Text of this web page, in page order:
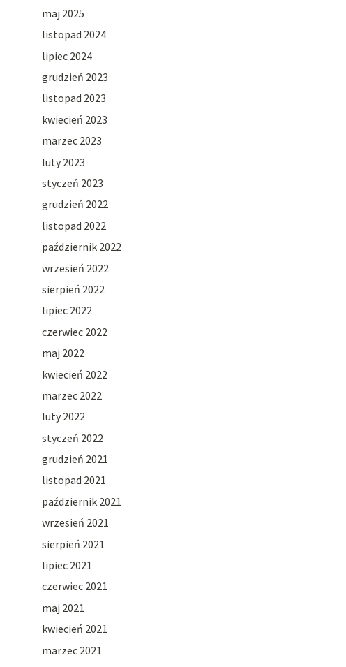
maj 2025
listopad 2024
lipiec 2024
grudzień 2023
listopad 2023
kwiecień 2023
marzec 2023
luty 2023
styczeń 2023
grudzień 2022
listopad 2022
październik 2022
wrzesień 2022
sierpień 2022
lipiec 2022
czerwiec 2022
maj 2022
kwiecień 2022
marzec 2022
luty 2022
styczeń 2022
grudzień 2021
listopad 2021
październik 2021
wrzesień 2021
sierpień 2021
lipiec 2021
czerwiec 2021
maj 2021
kwiecień 2021
marzec 2021